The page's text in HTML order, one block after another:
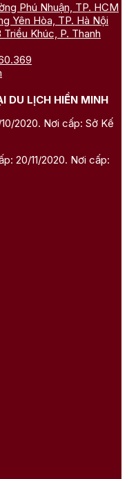
Phú Nhuận, TP. HCM
Yên Hòa, TP. Hà Nội
Khúc, P. Thanh
DU LỊCH HIỀN MINH
2020. Nơi cấp: Sở Kế
20/11/2020. Nơi cấp: